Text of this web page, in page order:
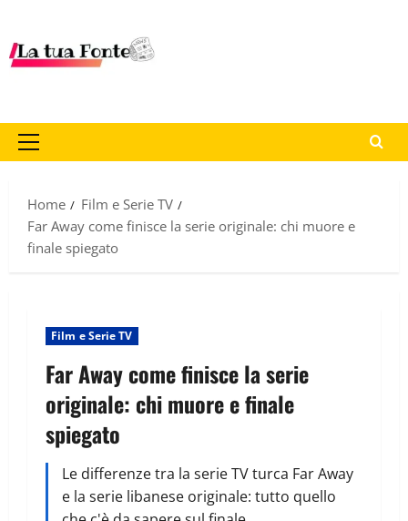
Home
Film e Serie TV
Far Away come finisce la serie originale: chi muore e
finale spiegato
Film e Serie TV
Far Away come finisce la serie
originale: chi muore e finale
spiegato
Le differenze tra la serie TV turca Far Away
e la serie libanese originale: tutto quello